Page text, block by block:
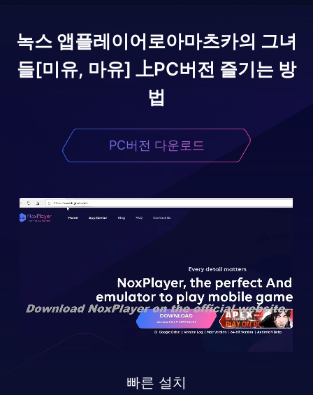
녹스 앱플레이어로아마츠카의 그녀
들[미유, 마유] 上PC버전 즐기는 방
법
PC버전 다운로드
빠른 설치